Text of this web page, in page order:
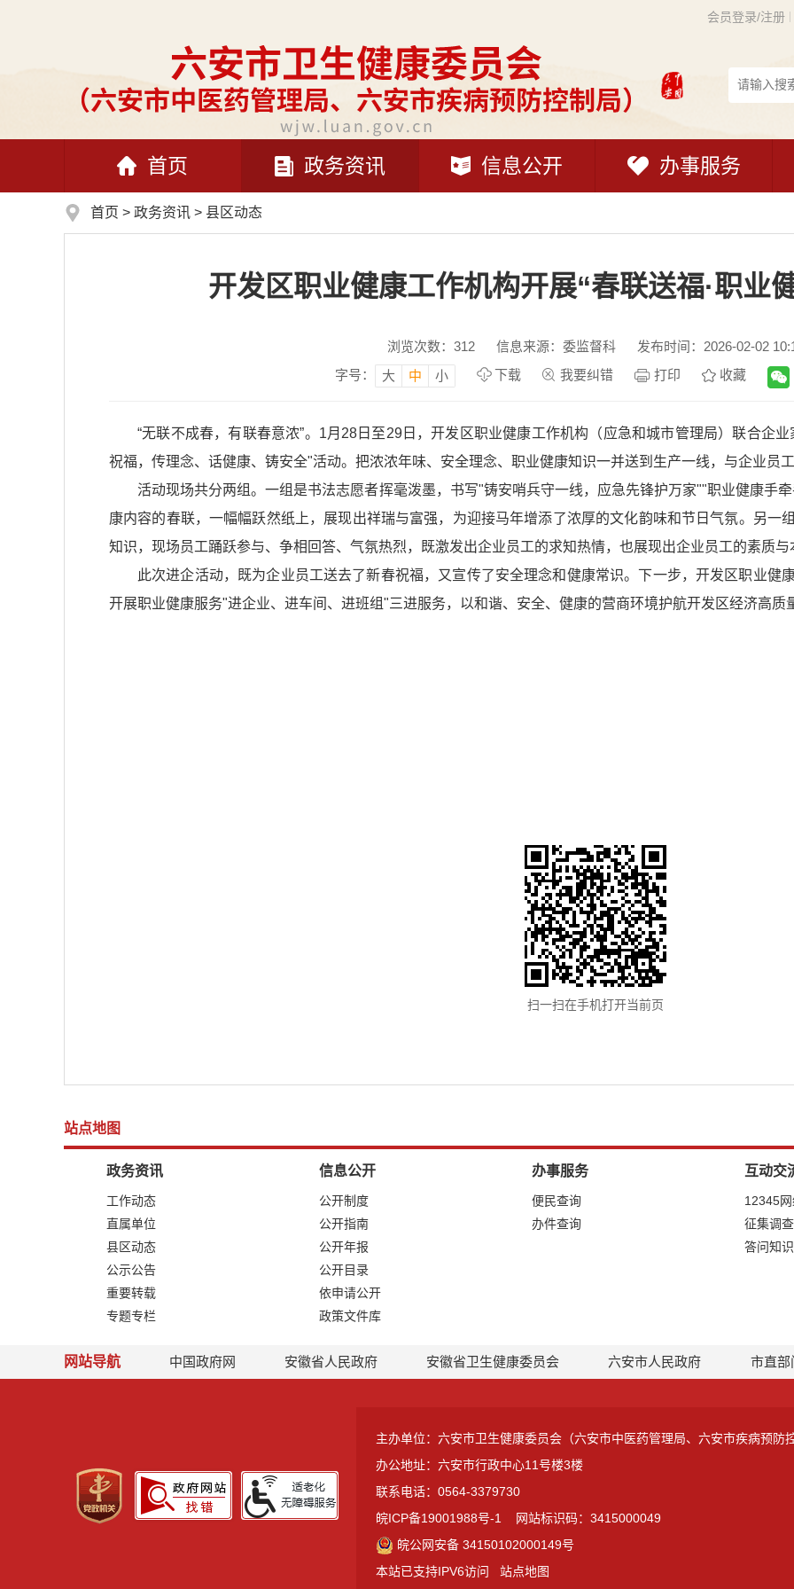
会员登录/注册
首页 政务资讯 信息公开 办事服务
首页 > 政务资讯 > 县区动态
开发区职业健康工作机构开展“春联送福·职业
浏览次数： 312 信息来源：委监督科
发布时间：2026-02-02
字号：
大 中 小 下载 我要纠错 打印 收藏
“无联不成春，有联春意浓”。1月28日至29日，开发区职业健康工作机构（应急和城市管理局）联合企
祝福，传理念、话健康、铸安全"活动。把浓浓年味、安全理念、职业健康知识一并送到生产一线，与企业员工
活动现场共分两组。一组是书法志愿者挥毫泼墨，书写"铸安哨兵守一线，应急先锋护万家""职业健康手
康内容的春联，一幅幅跃然纸上，展现出祥瑞与富强，为迎接马年增添了浓厚的文化韵味和节日气氛。另一
知识，现场员工踊跃参与、争相回答、气氛热烈，既激发出企业员工的求知热情，也展现出企业员工的素质与
此次进企活动，既为企业员工送去了新春祝福，又宣传了安全理念和健康常识。下一步，开发区职业健
开展职业健康服务"进企业、进车间、进班组"三进服务，以和谐、安全、健康的营商环境护航开发区经济高质
扫一扫在手机打开当前页
站点地图
政务资讯
工作动态
直属单位
县区动态
公示公告
重要转载
专题专栏
信息公开
公开制度
公开指南
公开年报
公开目录
依申请公开
政策文件库
办事服务
便民查询
办件查询
互动交
12345
征集调查
答问知
网站导航 中国政府网 安徽省人民政府 安徽省卫生健康委员会 六安市人民政府 市直部
主办单位：六安市卫生健康委员会（六安市中医药管理局、六安市疾病预防控
办公地址：六安市行政中心11号楼3楼
联系电话：0564-3379730
皖ICP备19001988号-1
网站标识码：3415000049
皖公网安备 34150102000149号
本站已支持IPV6访问
站点地图